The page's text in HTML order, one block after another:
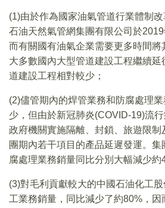
(1)由於作為國家油氣管道行業體制
石油天然氣管網集團有限公司於2019
而有關國有油氣企業需要更多時間將
大多數國內大型管道建設工程繼續
道建設工程相對較少；
(2)儘管期內的焊管業務和防腐處理
少，但由於新冠肺炎(COVID-19)流
政府機關實施隔離、封鎖、旅遊限
團期內若干項目的產品延遲發運。
腐處理業務銷量同比分別大幅減少約
(3)對毛利貢獻較大的中國石油化工
工業務銷量，同比減少了約80%，因